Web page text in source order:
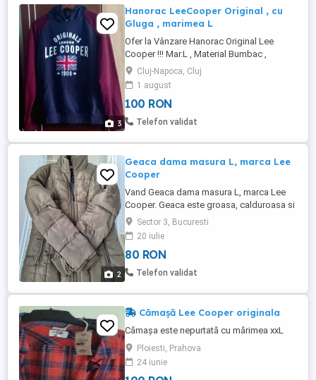
3
Hanorac LeeCooper Original , cu
Gluga , marimea L
Ofer la Vânzare Hanorac Original Lee
Cooper !!! Mar.L , Material Bumbac ,
Calitate Foarte Buna, Original , nu fake,
Model Originals London Lee Cooper 1908
. E în stare aproape ca Nou, Îmbrăcat de
max.3 ori , a crescut baiatu' (A costat în
Anglia 130 Lire) Prețul meu 100 lei. Fix.
Cluj-Napoca, Cluj
1 august
100 RON
Telefon validat
2
Geaca dama masura L, marca Lee
Cooper
Vand Geaca dama masura L, marca Lee
Cooper. Geaca este groasa, calduroasa si
a fost purtata de cateva ori fiind in stare
foarte buna. Fotografiie sunt reale.
Sector 3, Bucuresti
20 iulie
80 RON
Telefon validat
Cămașă Lee Cooper originala
Cămașa este nepurtată cu mărimea xxL
Ploiesti, Prahova
24 iunie